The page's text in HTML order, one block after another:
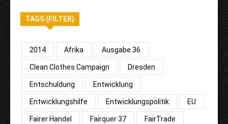
TAGS (FILTER)
2014 Afrika Ausgabe 36
Clean Clothes Campaign Dresden
Entschuldung Entwicklung
Entwicklungshilfe Entwicklungspolitik EU
Fairer Handel Fairquer 37 FairTrade